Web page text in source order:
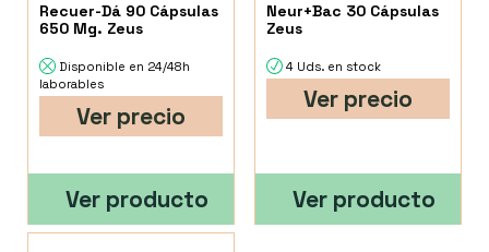
Recuer-Dá 90 Cápsulas
650 Mg. Zeus
Disponible en 24/48h
laborables
Ver precio
Ver producto
Neur+Bac 30 Cápsulas
Zeus
4 Uds. en stock
Ver precio
Ver producto